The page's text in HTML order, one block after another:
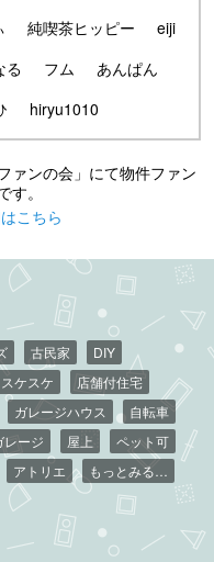
純喫茶ヒッピー
eiji
る フム
あんぱん
hiryu1010
ァンの会」にて物件ファン
。
こちら
古民家
DIY
スケスケ
店舗付住宅
ガレージハウス
自転車
レージ 屋上
ペット可
アトリエ もっとみる…